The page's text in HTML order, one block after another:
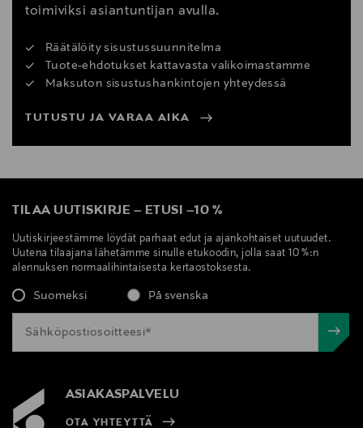
toimiviksi asiantuntijan avulla.
Räätälöity sisustussuunnitelma
Tuote-ehdotukset kattavasta valikoimastamme
Maksuton sisustushankintojen yhteydessä
TUTUSTU JA VARAA AIKA
TILAA UUTISKIRJE – ETUSI –10 %
Uutiskirjeestämme löydät parhaat edut ja ajankohtaiset uutuudet.
Uutena tilaajana lähetämme sinulle etukoodin, jolla saat 10 %:n
alennuksen normaalihintaisesta kertaostoksesta.
Suomeksi På svenska
ASIAKASPALVELU
OTA YHTEYTTÄ